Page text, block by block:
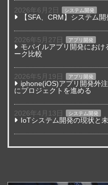
2026年6月2日 システム開発
【SFA、CRM】システム
2026年5月27日 アプリ開発
モバイルアプリ開発にお
ーク比較
2026年5月19日 アプリ開発
iphone(iOS)アプリ開発外
にプロジェクトを進める
2026年4月13日 システム開発
IoTシステム開発の現状と